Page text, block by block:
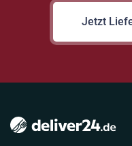
Jetzt